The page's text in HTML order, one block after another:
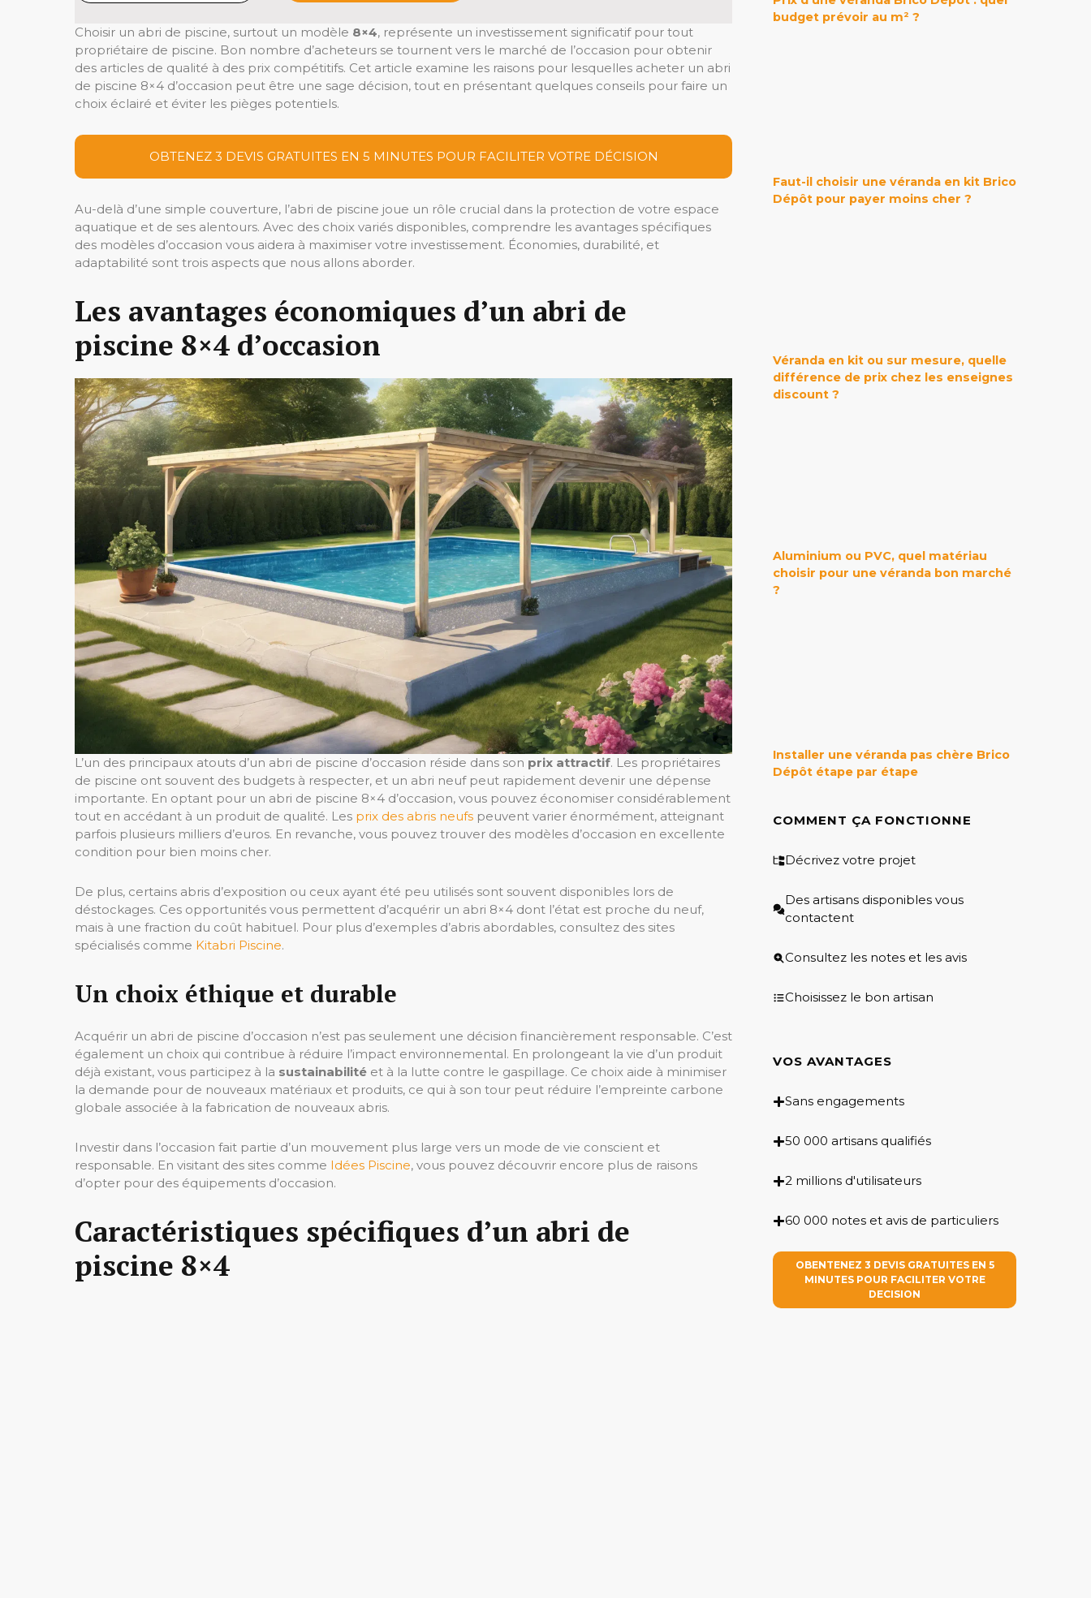
Choisir un abri de piscine, surtout un modèle 8×4, représente un investissement significatif pour tout
propriétaire de piscine. Bon nombre d’acheteurs se tournent vers le marché de l’occasion pour obtenir
des articles de qualité à des prix compétitifs. Cet article examine les raisons pour lesquelles acheter un abri
de piscine 8×4 d’occasion peut être une sage décision, tout en présentant quelques conseils pour faire un
choix éclairé et éviter les pièges potentiels.
OBTENEZ 3 DEVIS GRATUITES EN 5 MINUTES POUR FACILITER VOTRE DÉCISION
Au-delà d’une simple couverture, l’abri de piscine joue un rôle crucial dans la protection de votre espace
aquatique et de ses alentours. Avec des choix variés disponibles, comprendre les avantages spécifiques
des modèles d’occasion vous aidera à maximiser votre investissement. Économies, durabilité, et
adaptabilité sont trois aspects que nous allons aborder.
Les avantages économiques d’un abri de
piscine 8×4 d’occasion
L’un des principaux atouts d’un abri de piscine d’occasion réside dans son prix attractif. Les propriétaires
de piscine ont souvent des budgets à respecter, et un abri neuf peut rapidement devenir une dépense
importante. En optant pour un abri de piscine 8×4 d’occasion, vous pouvez économiser considérablement
tout en accédant à un produit de qualité. Les prix des abris neufs peuvent varier énormément, atteignant
parfois plusieurs milliers d’euros. En revanche, vous pouvez trouver des modèles d’occasion en excellente
condition pour bien moins cher.
De plus, certains abris d’exposition ou ceux ayant été peu utilisés sont souvent disponibles lors de
déstockages. Ces opportunités vous permettent d’acquérir un abri 8×4 dont l’état est proche du neuf,
mais à une fraction du coût habituel. Pour plus d’exemples d’abris abordables, consultez des sites
spécialisés comme Kitabri Piscine.
Un choix éthique et durable
Acquérir un abri de piscine d’occasion n’est pas seulement une décision financièrement responsable. C’est
également un choix qui contribue à réduire l’impact environnemental. En prolongeant la vie d’un produit
déjà existant, vous participez à la sustainabilité et à la lutte contre le gaspillage. Ce choix aide à minimiser
la demande pour de nouveaux matériaux et produits, ce qui à son tour peut réduire l’empreinte carbone
globale associée à la fabrication de nouveaux abris.
Investir dans l’occasion fait partie d’un mouvement plus large vers un mode de vie conscient et
responsable. En visitant des sites comme Idées Piscine, vous pouvez découvrir encore plus de raisons
d’opter pour des équipements d’occasion.
Caractéristiques spécifiques d’un abri de
piscine 8×4
budget prévoir au m² ?
Faut-il choisir une véranda en kit Brico
Dépôt pour payer moins cher ?
Véranda en kit ou sur mesure, quelle
différence de prix chez les enseignes
discount ?
Aluminium ou PVC, quel matériau
choisir pour une véranda bon marché
?
Installer une véranda pas chère Brico
Dépôt étape par étape
COMMENT ÇA FONCTIONNE
Décrivez votre projet
Des artisans disponibles vous
contactent
Consultez les notes et les avis
Choisissez le bon artisan
VOS AVANTAGES
Sans engagements
50 000 artisans qualifiés
2 millions d'utilisateurs
60 000 notes et avis de particuliers
OBENTENEZ 3 DEVIS GRATUITES EN 5
MINUTES POUR FACILITER VOTRE
DECISION